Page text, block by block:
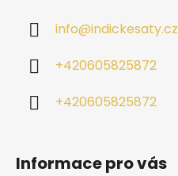
info@indickesaty.cz
+420605825872
+420605825872
Informace pro vás